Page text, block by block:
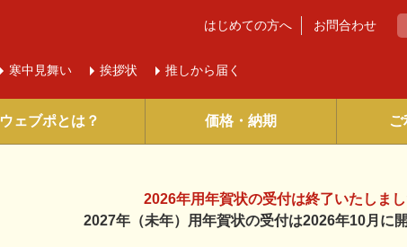
寒中 見舞い 挨拶状 推しから届く
はじめての方へ お問合わせ
ウェブポとは？ 価格・納期
2026年用年賀状の受付は終了いたしまし
2027年（未年）用年賀状の受付は2026年10月に